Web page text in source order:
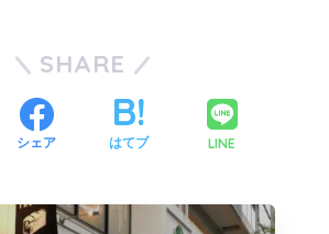
SHARE
シェア はてブ LINE